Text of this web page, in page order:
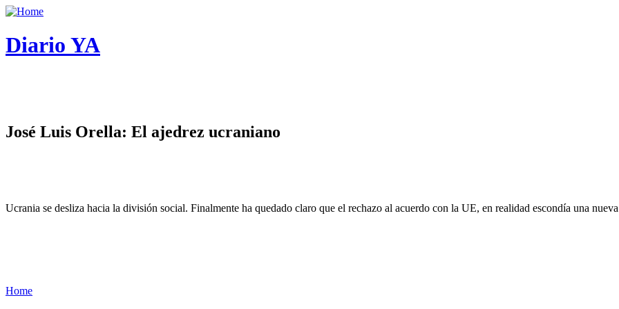
Diario YA
José Luis Orella: El ajedrez ucraniano
Ucrania se desliza hacia la división social. Finalmente ha quedado claro que el rechazo al acuerdo con la UE, en realidad escondía una
Home